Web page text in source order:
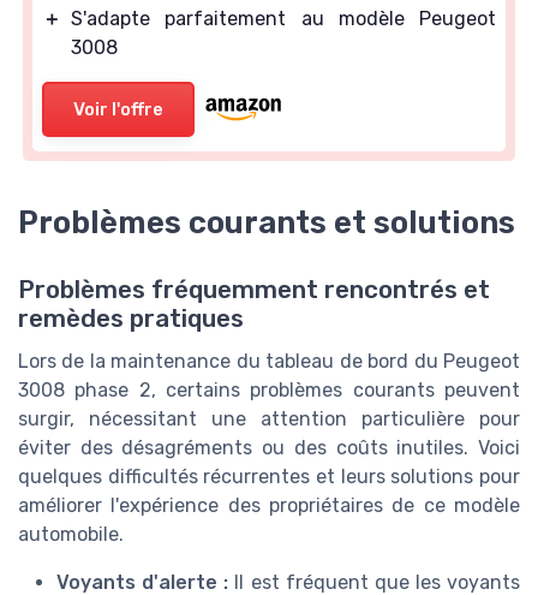
＋ S'adapte parfaitement au modèle Peugeot
3008
Voir l'offre
Problèmes courants et solutions
Problèmes fréquemment rencontrés et
remèdes pratiques
Lors de la maintenance du tableau de bord du Peugeot
3008 phase 2, certains problèmes courants peuvent
surgir, nécessitant une attention particulière pour
éviter des désagréments ou des coûts inutiles. Voici
quelques difficultés récurrentes et leurs solutions pour
améliorer l'expérience des propriétaires de ce modèle
automobile.
Voyants d'alerte : Il est fréquent que les voyants